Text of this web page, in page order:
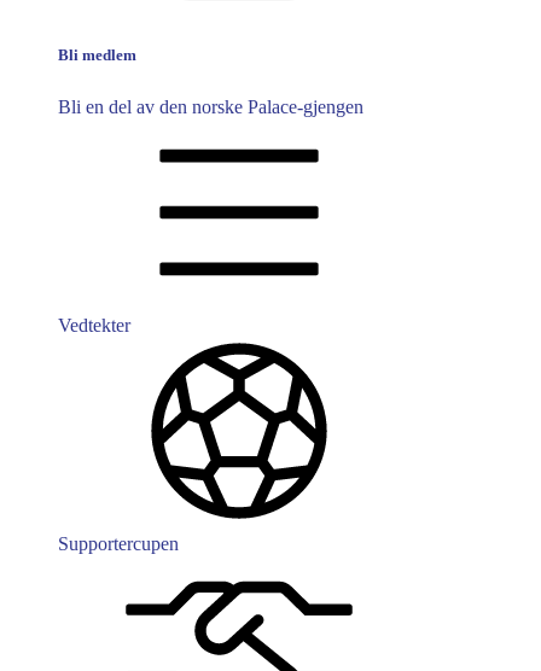
Bli medlem
Bli en del av den norske Palace-gjengen
Vedtekter
Supportercupen